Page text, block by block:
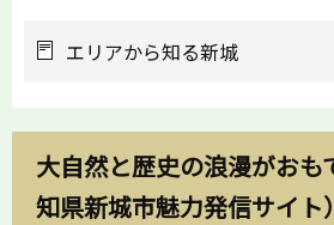
エリアから知る新城
大自然と歴史の浪漫がおも
知県新城市魅力発信サイト）